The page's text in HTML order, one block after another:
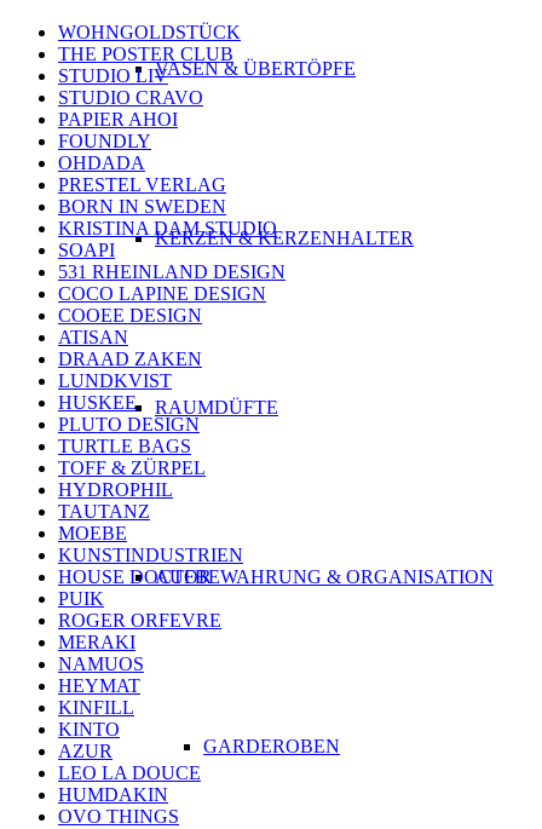
VASEN & ÜBERTÖPFE
KERZEN & KERZENHALTER
RAUMDÜFTE
AUFBEWAHRUNG & ORGANISATION
GARDEROBEN
WOHNGOLDSTÜCK
THE POSTER CLUB
STUDIO LIV
STUDIO CRAVO
PAPIER AHOI
FOUNDLY
OHDADA
PRESTEL VERLAG
BORN IN SWEDEN
KRISTINA DAM STUDIO
SOAPI
531 RHEINLAND DESIGN
COCO LAPINE DESIGN
COOEE DESIGN
ATISAN
DRAAD ZAKEN
LUNDKVIST
HUSKEE
PLUTO DESIGN
TURTLE BAGS
TOFF & ZÜRPEL
HYDROPHIL
TAUTANZ
MOEBE
KUNSTINDUSTRIEN
HOUSE DOCTOR
PUIK
ROGER ORFEVRE
MERAKI
NAMUOS
HEYMAT
KINFILL
KINTO
AZUR
LEO LA DOUCE
HUMDAKIN
OVO THINGS